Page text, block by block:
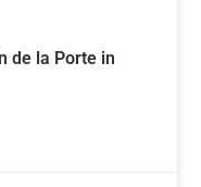
de la Porte in